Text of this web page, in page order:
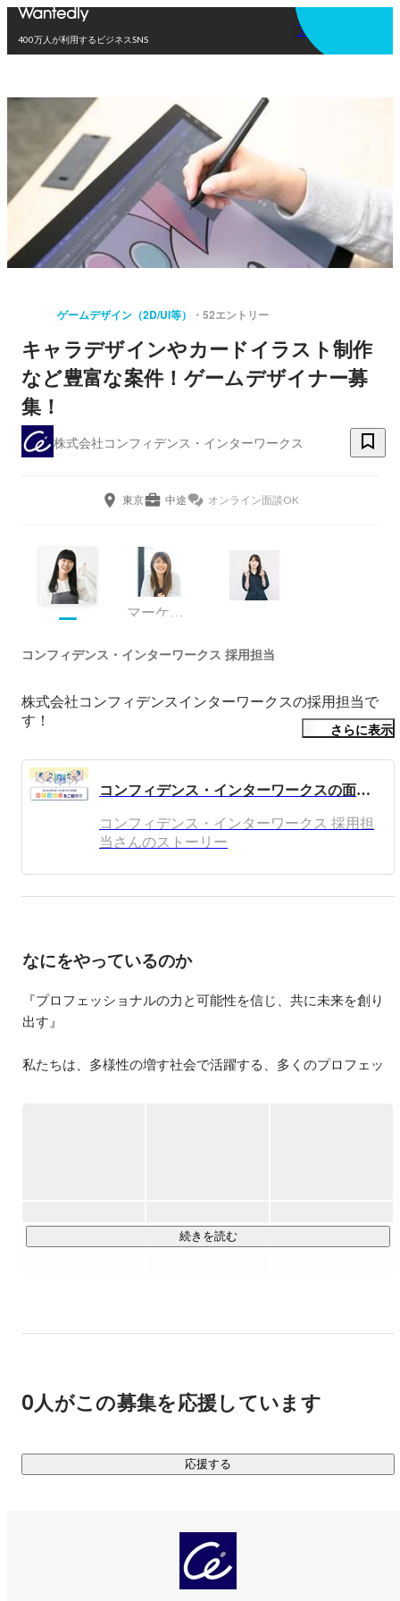
400万人が利用するビジネスSNS
アプリを使う
ゲームデザイン（2D/UI等） 52エントリー
キャラデザインやカードイラスト制作
など豊富な案件！ゲームデザイナー募
集！
株式会社コンフィデンス・インターワークス
東京 中途 オンライン面談OK
マーケティング
コンフィデンス・インターワークス 採用担当
株式会社コンフィデンスインターワークスの採用担当で
す！
おり、2021年6月に東証グロースに上場！
ゲーム会社【300社以上】と取引があり【常時月300件以
エイターが活躍中です。
今後もさらなる事業拡大を目指し、積極採用中でございま
さらに表示
コンフィデンス・インターワークスの面接担当者をご紹介します！
コンフィデンス・インターワークス 採用担
当さんのストーリー
なにをやっているのか
『プロフェッショナルの力と可能性を信じ、共に未来を創り
出す』
私たちは、多様性の増す社会で活躍する、多くのプロフェッ
属企業や業界、社会の成長・発展に貢献し、可能性に満ちあ
これまで大手を中心とするゲーム会社に優秀なクリエイター
続きを読む
0人がこの募集を応援しています
応援する